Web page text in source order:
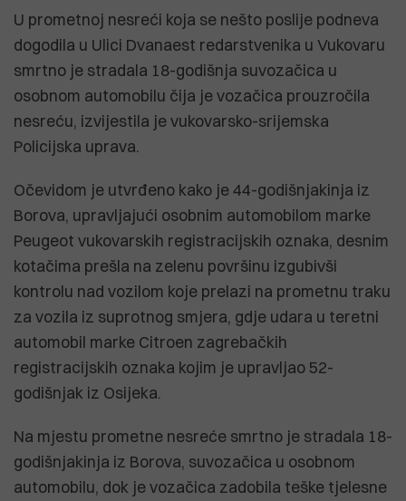
U prometnoj nesreći koja se nešto poslije podneva
dogodila u Ulici Dvanaest redarstvenika u Vukovaru
smrtno je stradala 18-godišnja suvozačica u
osobnom automobilu čija je vozačica prouzročila
nesreću, izvijestila je vukovarsko-srijemska
Policijska uprava.
Očevidom je utvrđeno kako je 44-godišnjakinja iz
Borova, upravljajući osobnim automobilom marke
Peugeot vukovarskih registracijskih oznaka, desnim
kotačima prešla na zelenu površinu izgubivši
kontrolu nad vozilom koje prelazi na prometnu traku
za vozila iz suprotnog smjera, gdje udara u teretni
automobil marke Citroen zagrebačkih
registracijskih oznaka kojim je upravljao 52-
godišnjak iz Osijeka.
Na mjestu prometne nesreće smrtno je stradala 18-
godišnjakinja iz Borova, suvozačica u osobnom
automobilu, dok je vozačica zadobila teške tjelesne